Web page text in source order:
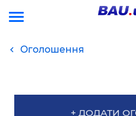
Оголошення
+ ДОДАТИ